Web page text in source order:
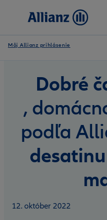
Môj Allianz prihlásenie
Dobré
,
podľa
12. október 2022